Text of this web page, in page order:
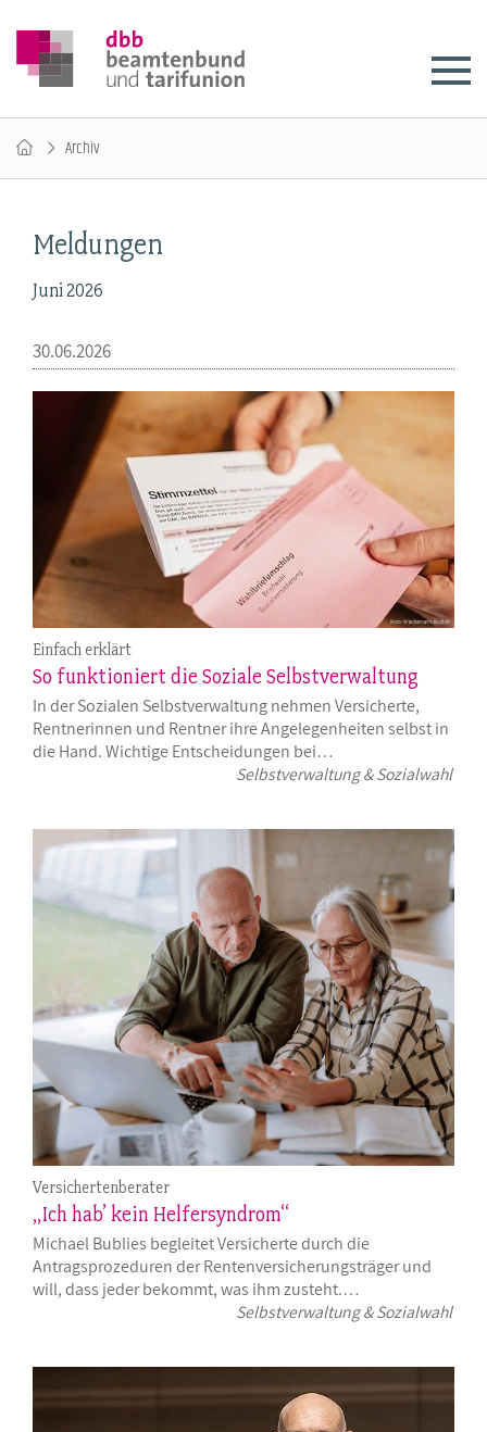
Archiv
Meldungen
Juni 2026
30.06.2026
Selbstverwaltung & Sozialwahl
Einfach erklärt
So funktioniert die Soziale Selbstverwaltung
In der Sozialen Selbstverwaltung nehmen Versicherte,
Rentnerinnen und Rentner ihre Angelegenheiten selbst in
die Hand. Wichtige Entscheidungen bei…
Selbstverwaltung & Sozialwahl
Versichertenberater
„Ich hab’ kein Helfersyndrom“
Michael Bublies begleitet Versicherte durch die
Antragsprozeduren der Rentenversicherungsträger und
will, dass jeder bekommt, was ihm zusteht.…